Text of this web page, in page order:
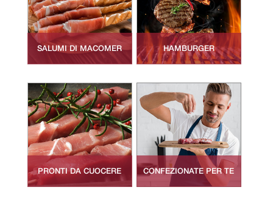
SALUMI DI MACOMER HAMBURGER
PRONTI DA CUOCERE CONFEZIONATE PER TE